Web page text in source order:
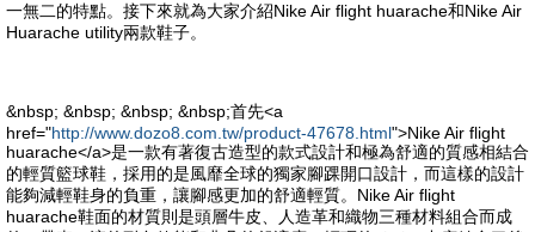
一無二的特點。接下來就為大家介紹Nike Air flight huarache和Nike Air
Huarache utility兩款鞋子。
&nbsp; &nbsp; &nbsp; &nbsp;首先<a
href="http://www.dozo8.com.tw/product-47678.html">Nike Air flight
huarache</a>是一款有著復古造型的款式設計和極為舒適的質感相結合
的輕質籃球鞋，採用的是風靡全球的獨家腳踝開口設計，而這樣的設計
能夠減輕鞋身的負重，讓腳感更加的舒適輕質。Nike Air flight
huarache鞋面的材質則是頭層牛皮、人造革和織物三種材料組合而成